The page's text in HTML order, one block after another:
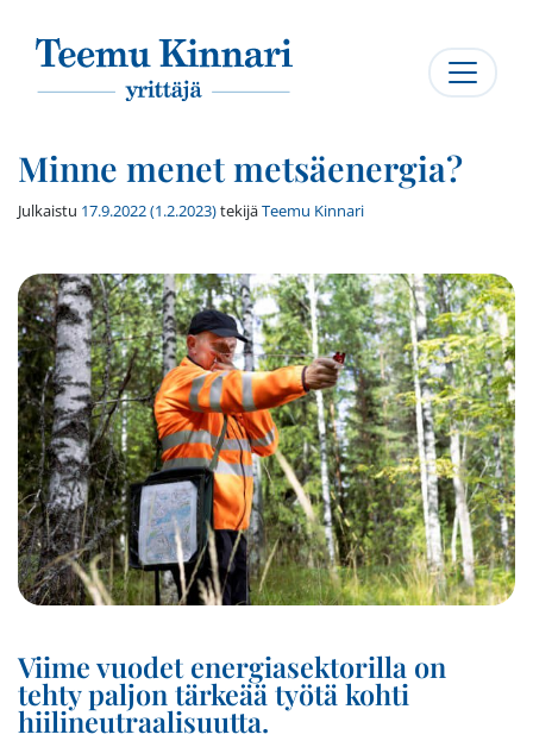
Päävalikko
Minne menet metsäenergia?
Julkaistu 17.9.2022(1.2.2023)tekijäTeemu Kinnari
Viime vuodet energiasektorilla on
tehty paljon tärkeää työtä kohti
hiilineutraalisuutta.